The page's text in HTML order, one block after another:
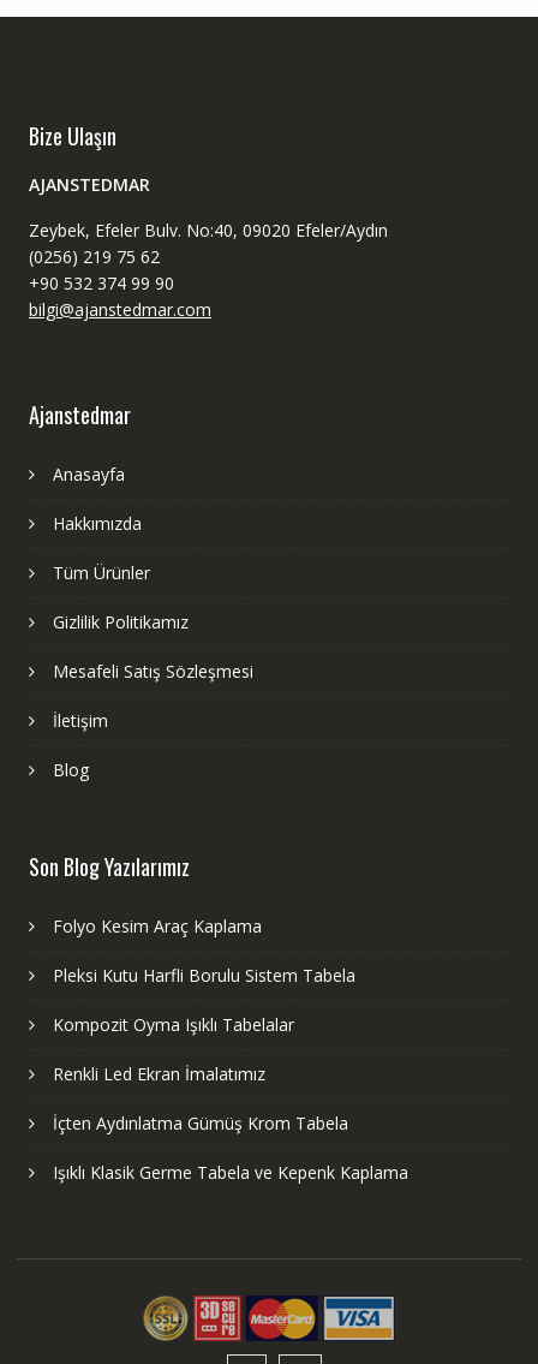
Bize Ulaşın
AJANSTEDMAR
Zeybek, Efeler Bulv. No:40, 09020 Efeler/Aydın
(0256) 219 75 62
+90 532 374 99 90
bilgi@ajanstedmar.com
Ajanstedmar
Anasayfa
Hakkımızda
Tüm Ürünler
Gizlilik Politikamız
Mesafeli Satış Sözleşmesi
İletişim
Blog
Son Blog Yazılarımız
Folyo Kesim Araç Kaplama
Pleksi Kutu Harfli Borulu Sistem Tabela
Kompozit Oyma Işıklı Tabelalar
Renkli Led Ekran İmalatımız
İçten Aydınlatma Gümüş Krom Tabela
Işıklı Klasik Germe Tabela ve Kepenk Kaplama